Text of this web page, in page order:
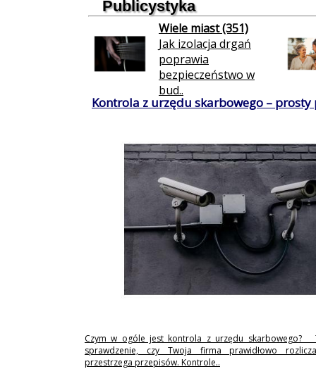
Publicystyka
Wiele miast (351)
Jak izolacja drgań
poprawia
bezpieczeństwo w
bud..
Kontrola z urzędu skarbowego –
Czym w ogóle jest kontrola z urzędu skarbowego?
sprawdzenie, czy Twoja firma prawidłowo
przestrzega przepisów. Kontrole..